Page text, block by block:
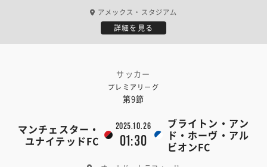
アメックス・スタジアム
詳細を見る
サッカー
プレミアリーグ
第9節
マンチェスター・
ユナイテッドFC
2025.10.26
01:30
ブライトン・アン
ド・ホーヴ・アル
ビオンFC